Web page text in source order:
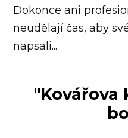
Dokonce ani
neudělají čas, aby
napsali...
"Kovářova